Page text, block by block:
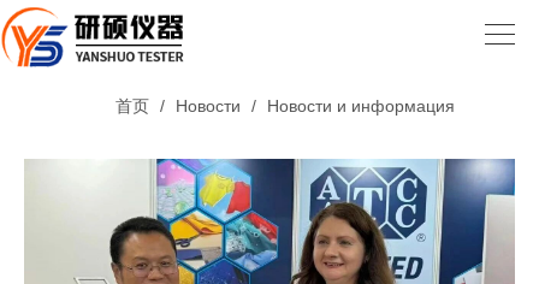
首页 / Новости / Новости и информация